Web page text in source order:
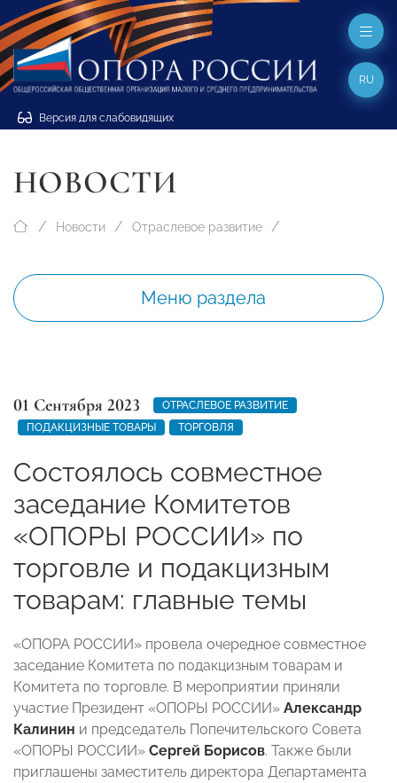
Версия для слабовидящих
RU
НОВОСТИ
Новости Отраслевое развитие
Меню раздела
01 Сентября 2023
ОТРАСЛЕВОЕ РАЗВИТИЕ
ПОДАКЦИЗНЫЕ ТОВАРЫ
ТОРГОВЛЯ
Состоялось совместное
заседание Комитетов
«ОПОРЫ РОССИИ» по
торговле и подакцизным
товарам: главные темы
«ОПОРА РОССИИ» провела очередное совместное
заседание Комитета по подакцизным товарам и
Комитета по торговле. В мероприятии приняли
участие Президент «ОПОРЫ РОССИИ» Александр
Калинин и председатель Попечительского Совета
«ОПОРЫ РОССИИ» Сергей Борисов. Также были
приглашены заместитель директора Департамента